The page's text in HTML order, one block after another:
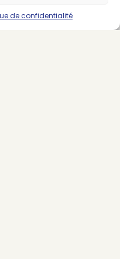
de confidentialité